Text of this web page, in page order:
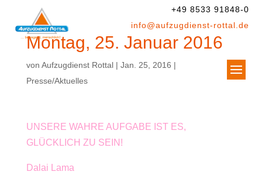
+49 8533 91848-0
info@aufzugdienst-rottal.de
Montag, 25. Januar 2016
von Aufzugdienst Rottal| Jan. 25, 2016 |
Presse/Aktuelles
UNSERE WAHRE AUFGABE IST ES,
GLÜCKLICH ZU SEIN!
Dalai Lama